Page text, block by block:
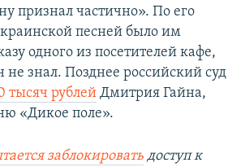
признал частично». По его
песней было им
одного из посетителей кафе,
не знал. Позднее российский суд
тысяч рублей Дмитрия Гайна,
«Дикое поле».
заблокировать доступ к